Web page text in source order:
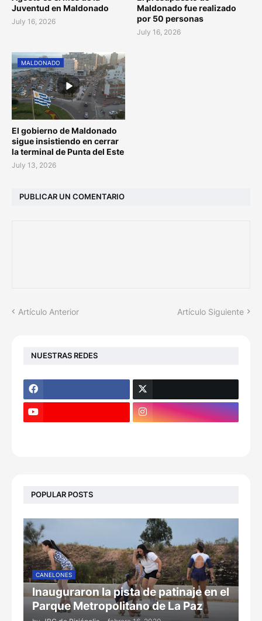
Juventud en Maldonado
July 16, 2026
Maldonado fue realizado
por 50 personas
July 16, 2026
MALDONADO
El gobierno de Maldonado
sigue insistiendo en cerrar
la terminal de Punta del Este
July 13, 2026
PUBLICAR UN COMENTARIO
Artículo Anterior Artículo Siguiente
NUESTRAS REDES
POPULAR POSTS
CANELONES
Inauguraron la pista de patinaje en el
Parque Metropolitano de La Paz